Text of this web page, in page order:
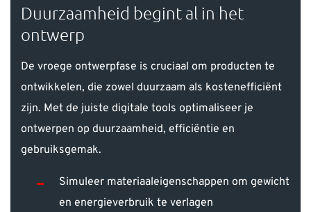
Duurzaamheid begint al in het
ontwerp
De vroege ontwerpfase is cruciaal om producten te
ontwikkelen, die zowel duurzaam als kostenefficiënt
zijn. Met de juiste digitale tools optimaliseer je
ontwerpen op duurzaamheid, efficiëntie en
gebruiksgemak.
Simuleer materiaaleigenschappen om gewicht
en energieverbruik te verlagen